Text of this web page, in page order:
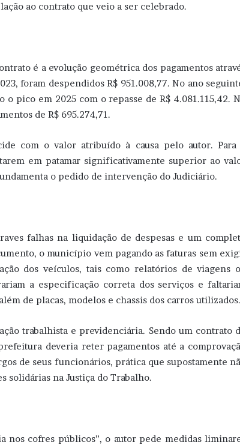
ao contrato que veio a ser celebrado.
é a evolução geométrica dos pagamentos
foram despendidos R$ 951.008,77. No ano
o pico em 2025 com o repasse de R$ 4.081.115,42.
de R$ 695.274,71.
com o valor atribuído à causa pelo autor. Para
em patamar significativamente superior ao
o pedido de intervenção do Judiciário.
falhas na liquidação de despesas e um
o município vem pagando as faturas sem
dos veículos, tais como relatórios de viagens
a especificação correta dos serviços e
de placas, modelos e chassis dos carros utilizados.
trabalhista e previdenciária. Sendo um contrato
deveria reter pagamentos até a
de seus funcionários, prática que supostamente
solidárias na Justiça do Trabalho.
nos cofres públicos”, o autor pede medidas